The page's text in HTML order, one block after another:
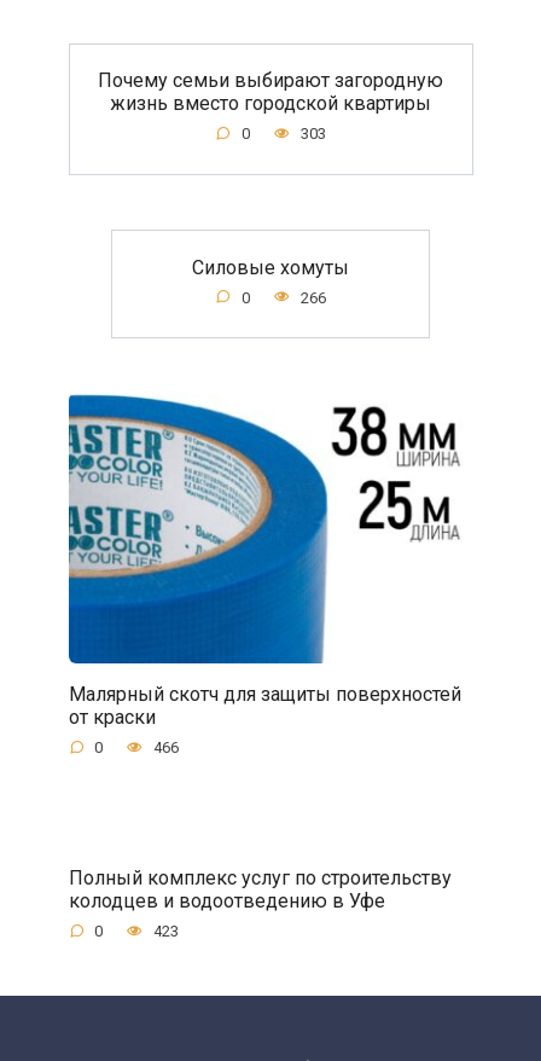
Почему семьи выбирают загородную
жизнь вместо городской квартиры
0 303
Силовые хомуты
0 266
Малярный скотч для защиты поверхностей
от краски
0 466
Полный комплекс услуг по строительству
колодцев и водоотведению в Уфе
0 423